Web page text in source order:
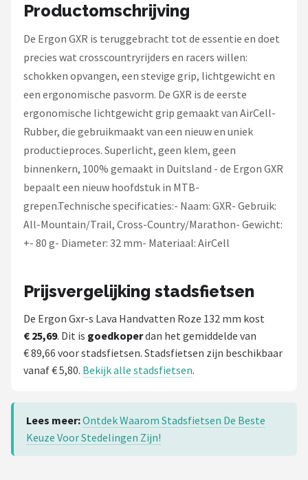
Shimano
Cortina
Alle merken →
Productomschrijving
De Ergon GXR is teruggebracht tot de essentie en doet
precies wat crosscountryrijders en racers willen:
schokken opvangen, een stevige grip, lichtgewicht en
een ergonomische pasvorm. De GXR is de eerste
ergonomische lichtgewicht grip gemaakt van AirCell-
Rubber, die gebruikmaakt van een nieuw en uniek
productieproces. Superlicht, geen klem, geen
binnenkern, 100% gemaakt in Duitsland - de Ergon GXR
bepaalt een nieuw hoofdstuk in MTB-
grepen.Technische specificaties:- Naam: GXR- Gebruik:
All-Mountain/Trail, Cross-Country/Marathon- Gewicht:
+- 80 g- Diameter: 32 mm- Materiaal: AirCell
Prijsvergelijking stadsfietsen
De Ergon Gxr-s Lava Handvatten Roze 132 mm kost
€ 25,69. Dit is goedkoperdan het gemiddelde van
€ 89,66 voor stadsfietsen. Stadsfietsen zijn beschikbaar
vanaf € 5,80. Bekijk alle stadsfietsen.
Lees meer:Ontdek Waarom Stadsfietsen De Beste
Keuze Voor Stedelingen Zijn!